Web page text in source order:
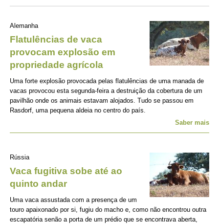
Alemanha
Flatulências de vaca
provocam explosão em
propriedade agrícola
Uma forte explosão provocada pelas flatulências de uma manada de
vacas provocou esta segunda-feira a destruição da cobertura de um
pavilhão onde os animais estavam alojados. Tudo se passou em
Rasdorf, uma pequena aldeia no centro do país.
Saber mais
Rússia
Vaca fugitiva sobe até ao
quinto andar
Uma vaca assustada com a presença de um
touro apaixonado por si, fugiu do macho e, como não encontrou outra
escapatória senão a porta de um prédio que se encontrava aberta,